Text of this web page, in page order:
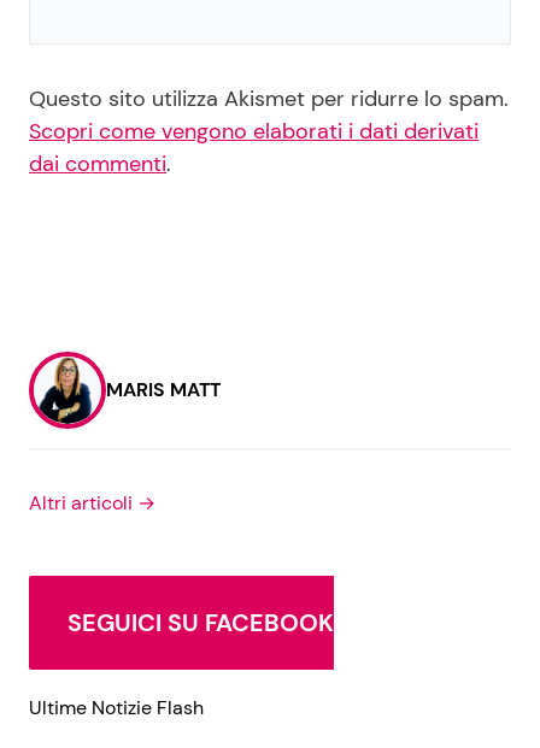
Questo sito utilizza Akismet per ridurre lo spam.
Scopri come vengono elaborati i dati derivati
dai commenti.
MARIS MATT
Altri articoli →
SEGUICI SU FACEBOOK
Ultime Notizie Flash